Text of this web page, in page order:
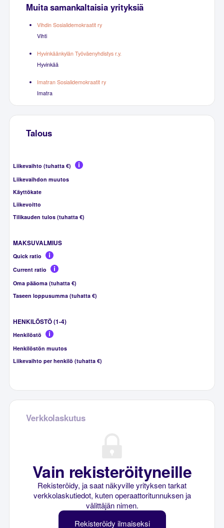
Muita samankaltaisia yrityksiä
Vihdin Sosialidemokraatit ry
Vihti
Hyvinkäänkylän Työväenyhdistys r.y.
Hyvinkää
Imatran Sosialidemokraatit ry
Imatra
Talous
Liikevaihto (tuhatta €)
Liikevaihdon muutos
Käyttökate
Liikevoitto
Tilikauden tulos (tuhatta €)
MAKSUVALMIUS
Quick ratio
Current ratio
Oma pääoma (tuhatta €)
Taseen loppusumma (tuhatta €)
HENKILÖSTÖ (1-4)
Henkilöstö
Henkilöstön muutos
Liikevaihto per henkilö (tuhatta €)
Verkkolaskutus
Vain rekisteröityneille
Rekisteröidy, ja saat näkyville yrityksen tarkat
verkkolaskutiedot, kuten operaattoritunnuksen ja
välittäjän nimen.
Rekisteröidy ilmaiseksi